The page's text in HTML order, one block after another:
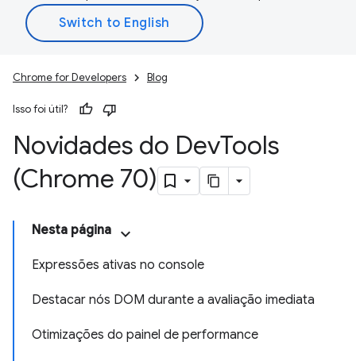
Chrome for Developers Blog
Isso foi útil?
Novidades do DevTools
(Chrome 70)
Nesta página
Expressões ativas no console
Destacar nós DOM durante a avaliação imediata
Otimizações do painel de performance